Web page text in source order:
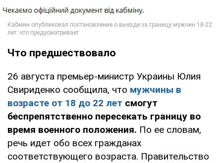
Что предшествовало
26 августа премьер-министр Украины Юлия
Свириденко сообщила, что мужчины в
возрасте от 18 до 22 лет смогут
беспрепятственно пересекать границу во
время военного положения. По ее словам,
речь идет обо всех гражданах
соответствующего возраста. Правительство